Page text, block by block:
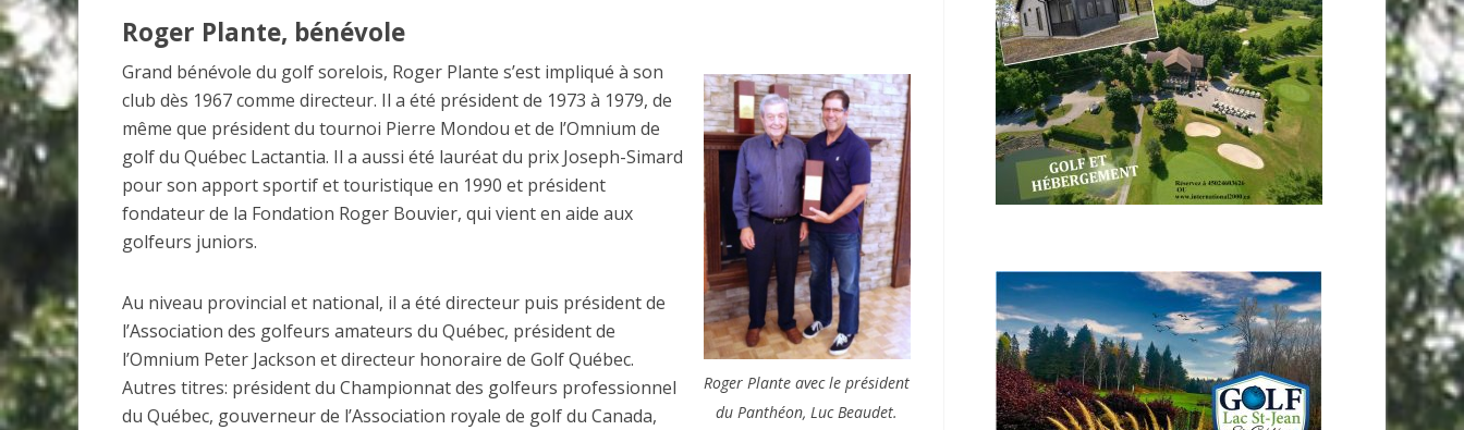
Roger Plante, bénévole
Roger Plante avec le président
du Panthéon, Luc Beaudet.
Grand bénévole du golf sorelois, Roger Plante s’est impliqué à son
club dès 1967 comme directeur. Il a été président de 1973 à 1979, de
même que président du tournoi Pierre Mondou et de l’Omnium de
golf du Québec Lactantia. Il a aussi été lauréat du prix Joseph-Simard
pour son apport sportif et touristique en 1990 et président
fondateur de la Fondation Roger Bouvier, qui vient en aide aux
golfeurs juniors.
Au niveau provincial et national, il a été directeur puis président de
l’Association des golfeurs amateurs du Québec, président de
l’Omnium Peter Jackson et directeur honoraire de Golf Québec.
Autres titres: président du Championnat des golfeurs professionnel
du Québec, gouverneur de l’Association royale de golf du Canada,